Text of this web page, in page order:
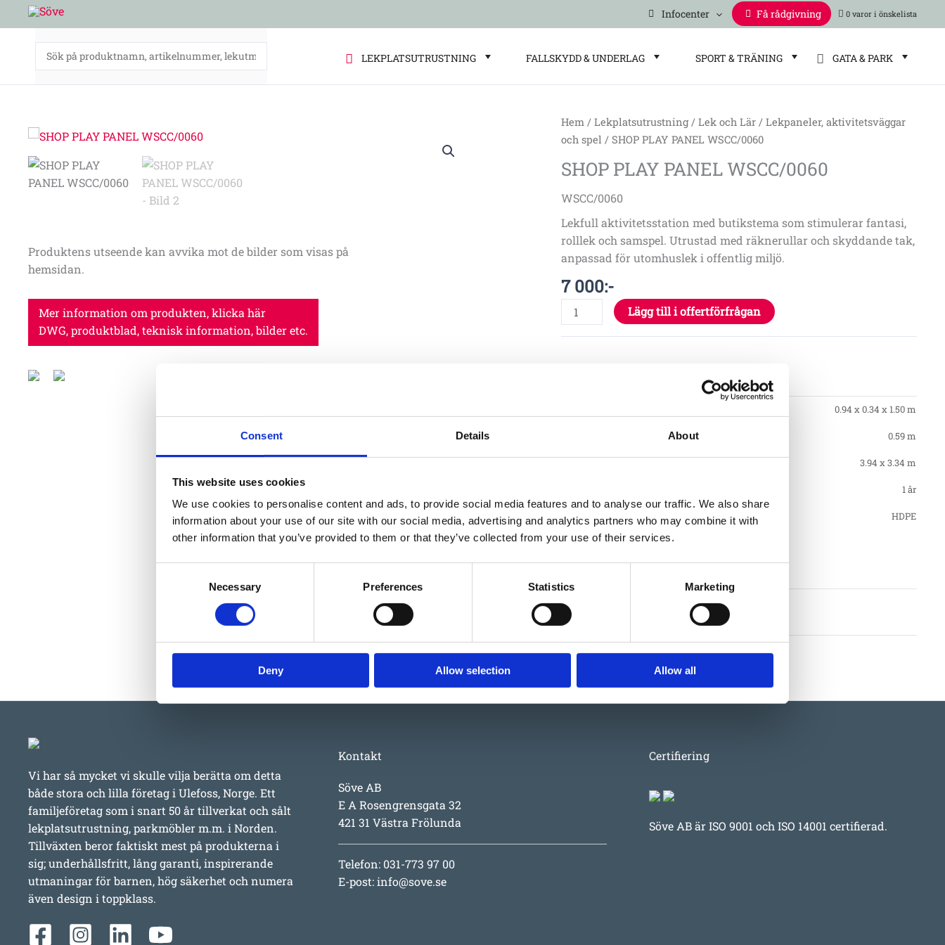
Consent Details About
This website uses cookies
We use cookies to personalise content and ads, to provide social media features and to analyse our traffic. We also share
information about your use of our site with our social media, advertising and analytics partners who may combine it with
other information that you’ve provided to them or that they’ve collected from your use of their services.
Necessary Preferences Statistics Marketing
Deny Allow selection Allow all
Hoppa
till
innehåll
Infocenter Få rådgivning 0 varor
LEKPLATSUTRUSTNING FALLSKYDD & UNDERLAG SPORT & TRÄNING GATA & PARK
Hem /Lekplatsutrustning /Lek och Lär /Lekpaneler, aktivitetsväggar
och spel / SHOP PLAY PANEL WSCC/0060
SHOP PLAY PANEL WSCC/0060
WSCC/0060
Lekfull aktivitetsstation med butikstema som stimulerar fantasi,
rolllek och samspel. Utrustad med räknerullar och skyddande tak,
anpassad för utomhuslek i offentlig miljö.
7 000:-
SHOP
PANEL
mängd
Lägg till i offertförfrågan
0.94 x 0.34 x 1.50 m
0.59 m
3.94 x 3.34 m
1 år
Material HDPE
Fundament
Produktens utseende kan avvika mot de bilder som visas på
hemsidan.
Mer information om produkten, klicka här
DWG, produktblad, teknisk information, bilder etc.
Vi har så mycket vi skulle vilja berätta om detta
både stora och lilla företag i Ulefoss, Norge. Ett
familjeföretag som i snart 50 år tillverkat och sålt
lekplatsutrustning, parkmöbler m.m. i Norden.
Tillväxten beror faktiskt mest på produkterna i
sig; underhållsfritt, lång garanti, inspirerande
utmaningar för barnen, hög säkerhet och numera
även design i toppklass.
Kontakt
Söve AB
E A Rosengrensgata 32
421 31 Västra Frölunda
Telefon: 031-773 97 00
E-post:info@sove.se
Certifiering
Söve AB är ISO 9001 och ISO 14001 certifierad.